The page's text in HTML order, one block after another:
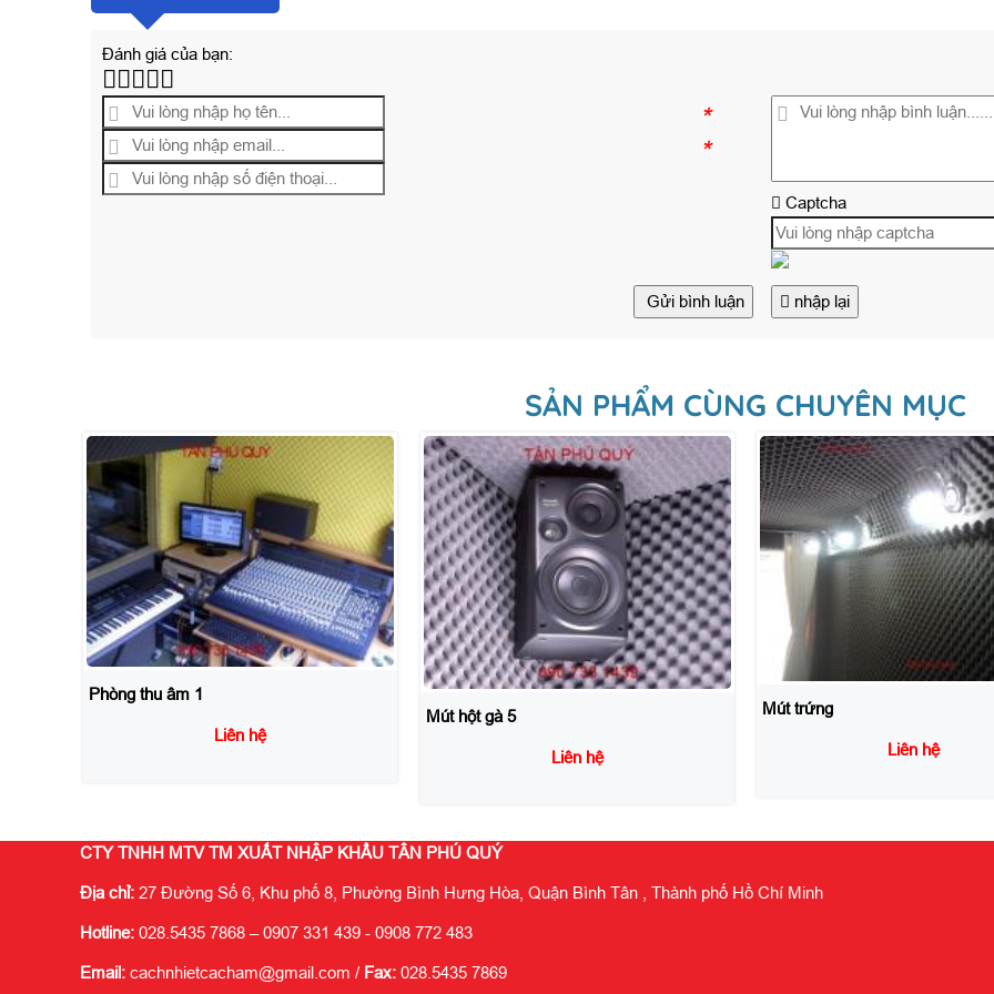
Đánh giá của bạn:
*
*
Captcha
Gửi bình luận nhập lại
SẢN PHẨM CÙNG CHUYÊN MỤC
Mút trứng
Liên hệ
Mút gai 3
CTY TNHH MTV TM XUẤT NHẬP KHẨU TÂN PHÚ QUÝ
028.5435 7868 – 0907 331 439 - 0908 772 483